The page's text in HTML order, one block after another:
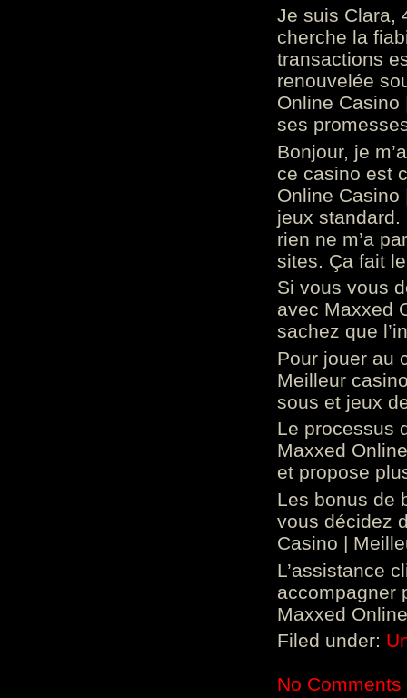
Je suis Clara,
cherche la
transactions
renouvelée
Online
ses
Bonjour, je
ce casino est
Online
jeux standard.
rien ne m’a
sites. Ça fait
Si vous vous
avec Maxxed
sachez que
Pour jouer au
Meilleur
sous et jeux
Le processus
Maxxed
et propose
Les bonus de
vous décidez
Casino |
L’assistance
accompagner
Maxxed
Filed under:
No Comments